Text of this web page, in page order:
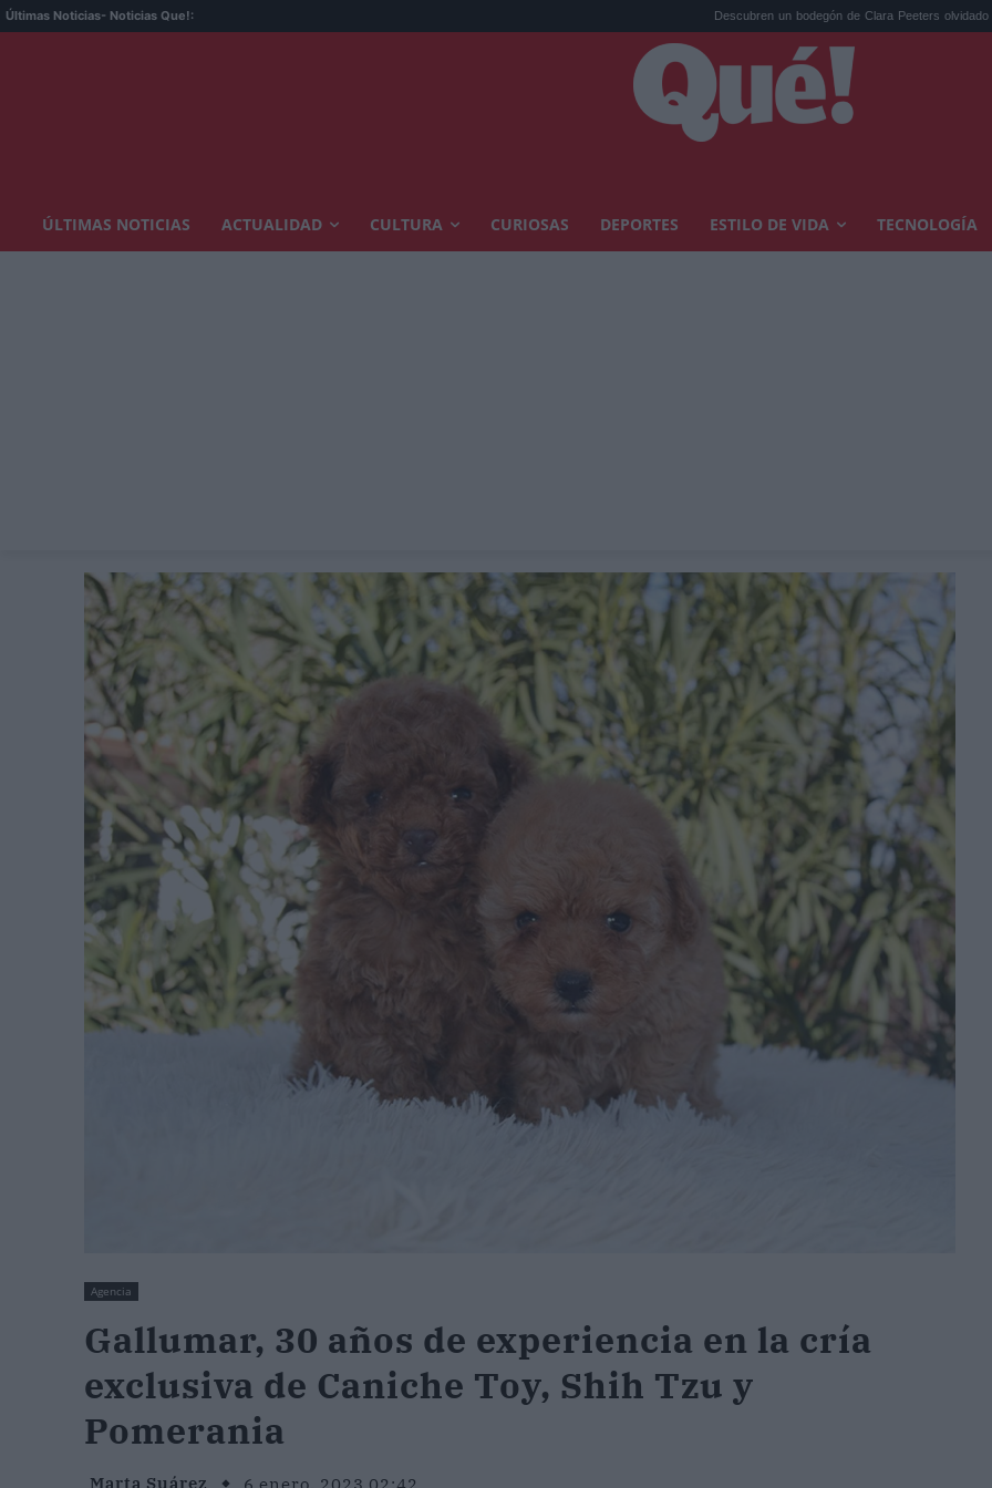
Últimas Noticias- Noticias Que!: Descubren un bodegón de Clara Peeters olvidado en ...
ÚLTIMAS NOTICIAS ACTUALIDAD CULTURA CURIOSAS DEPORTES ESTILO DE VIDA TECNOLOGÍA
Agencia
Gallumar, 30 años de experiencia en la cría
exclusiva de Caniche Toy, Shih Tzu y
Pomerania
Marta Suárez 6 enero, 2023 02:42